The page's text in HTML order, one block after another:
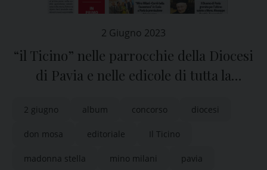
2 Giugno 2023
“il Ticino” nelle parrocchie della Diocesi
di Pavia e nelle edicole di tutta la
2 giugno album concorso diocesi
don mosa editoriale Il Ticino
madonna stella mino milani pavia